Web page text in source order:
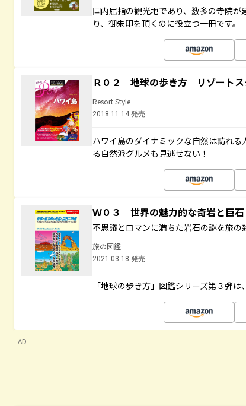
国内屈指の観光地であり、数多の寺院
り、御朱印を頂くのに役立つ一冊です。
Ｒ０２ 地球の歩き方 リゾート
Resort Style
2018.11.14 発売
ハワイ島のダイナミックな自然は訪れ
る自然派グルメも見逃せない！
Ｗ０３ 世界の魅力的な奇岩と巨
不思議とロマンに満ちた岩石の謎を旅の
旅の図鑑
2021.03.18 発売
「地球の歩き方」図鑑シリーズ第３弾
AD